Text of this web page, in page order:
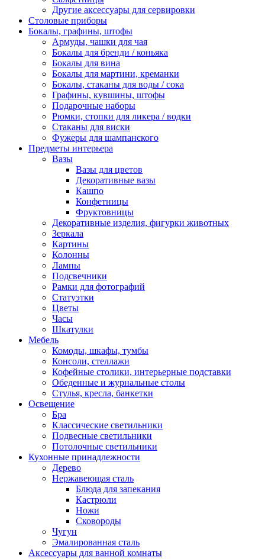
Другие аксессуары для сервировки
Столовые приборы
Бокалы, графины, штофы
Армуды, чашки для чая
Бокалы для бренди / коньяка
Бокалы для вина
Бокалы для мартини, креманки
Бокалы, стаканы для воды / сока
Графины, кувшины, штофы
Подарочные наборы
Рюмки, стопки для ликера / водки
Стаканы для виски
Фужеры для шампанского
Предметы интерьера
Вазы
Вазы для цветов
Декоративные вазы
Кашпо
Конфетницы
Фруктовницы
Декоративные изделия, фигурки животных
Зеркала
Картины
Колонны
Лампы
Подсвечники
Рамки для фотографий
Статуэтки
Цветы
Часы
Шкатулки
Мебель
Комоды, шкафы, тумбы
Консоли, стеллажи
Кофейные столики, интерьерные подставки
Обеденные и журнальные столы
Стулья, кресла, банкетки
Освещение
Бра
Классические светильники
Подвесные светильники
Потолочные светильники
Кухонные принадлежности
Дерево
Нержавеющая сталь
Блюда для запекания
Кастрюли
Ножи
Сковороды
Чугун
Эмалированная сталь
Аксессуары для ванной комнаты